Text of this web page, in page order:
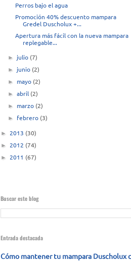
Perros bajo el agua
Promoción 40% descuento mampara
Gredel Duscholux +...
Apertura más fácil con la nueva mampara
replegable...
► julio (7)
► junio (2)
► mayo (2)
► abril (2)
► marzo (2)
► febrero (3)
► 2013 (30)
► 2012 (74)
► 2011 (67)
Buscar este blog
Entrada destacada
Cómo mantener tu mampara Duscholux